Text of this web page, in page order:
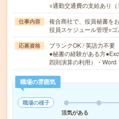
○通勤交通費の支給あり（
仕事内容
複合商社で、役員秘書を
役員スケジュール管理○
応募資格
ブランクOK / 英語力不要
●秘書の経験がある方
四則演算の利用）・
職場の雰囲気
職場の様子
活気がある